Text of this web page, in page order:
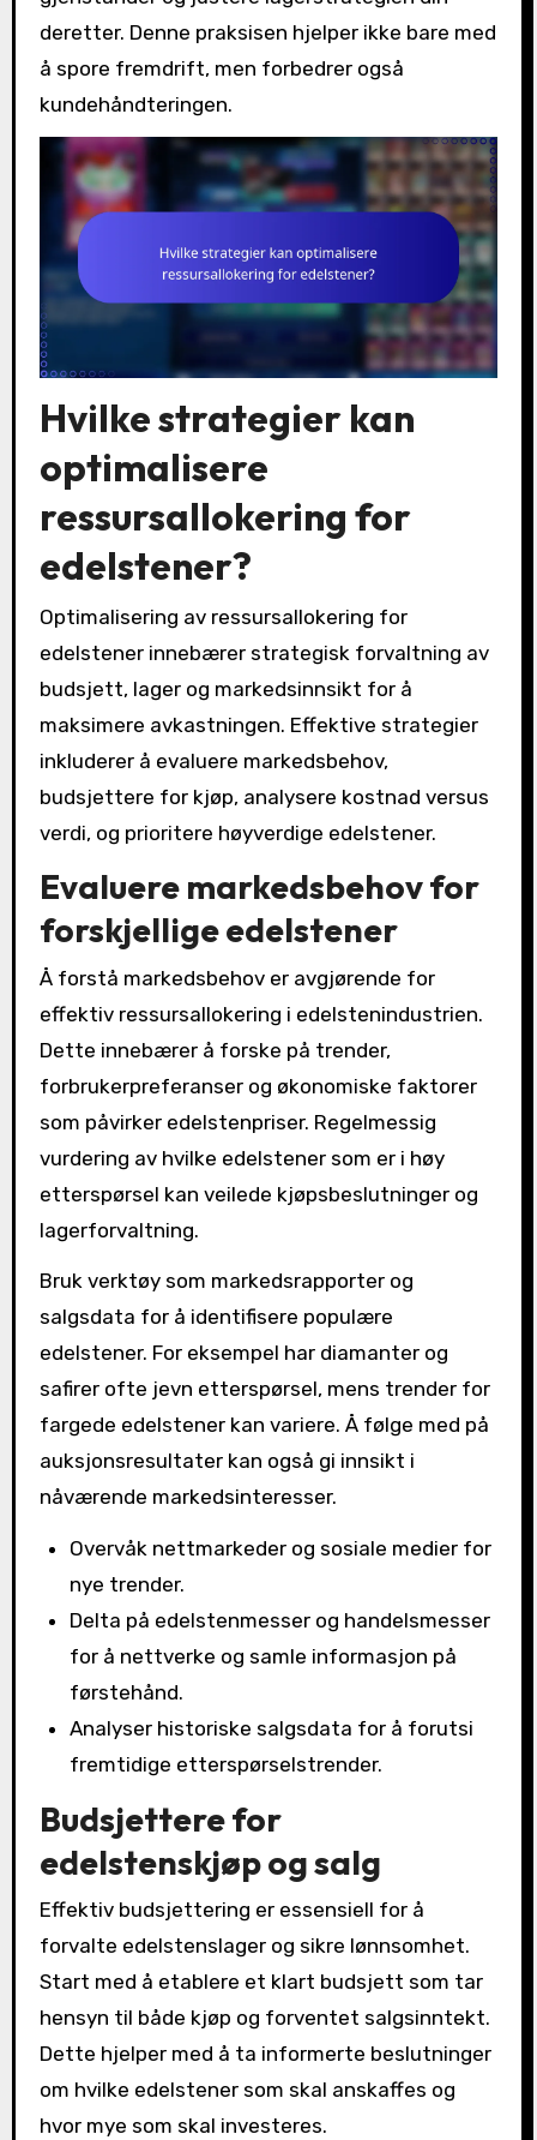
deretter. Denne praksisen hjelper ikke bare med
å spore fremdrift, men forbedrer også
kundehåndteringen.
Hvilke strategier kan
optimalisere
ressursallokering for
edelstener?
Optimalisering av ressursallokering for
edelstener innebærer strategisk forvaltning av
budsjett, lager og markedsinnsikt for å
maksimere avkastningen. Effektive strategier
inkluderer å evaluere markedsbehov,
budsjettere for kjøp, analysere kostnad versus
verdi, og prioritere høyverdige edelstener.
Evaluere markedsbehov for
forskjellige edelstener
Å forstå markedsbehov er avgjørende for
effektiv ressursallokering i edelstenindustrien.
Dette innebærer å forske på trender,
forbrukerpreferanser og økonomiske faktorer
som påvirker edelstenpriser. Regelmessig
vurdering av hvilke edelstener som er i høy
etterspørsel kan veilede kjøpsbeslutninger og
lagerforvaltning.
Bruk verktøy som markedsrapporter og
salgsdata for å identifisere populære
edelstener. For eksempel har diamanter og
safirer ofte jevn etterspørsel, mens trender for
fargede edelstener kan variere. Å følge med på
auksjonsresultater kan også gi innsikt i
nåværende markedsinteresser.
Overvåk nettmarkeder og sosiale medier for
nye trender.
Delta på edelstenmesser og handelsmesser
for å nettverke og samle informasjon på
førstehånd.
Analyser historiske salgsdata for å forutsi
fremtidige etterspørselstrender.
Budsjettere for
edelstenskjøp og salg
Effektiv budsjettering er essensiell for å
forvalte edelstenslager og sikre lønnsomhet.
Start med å etablere et klart budsjett som tar
hensyn til både kjøp og forventet salgsinntekt.
Dette hjelper med å ta informerte beslutninger
om hvilke edelstener som skal anskaffes og
hvor mye som skal investeres.